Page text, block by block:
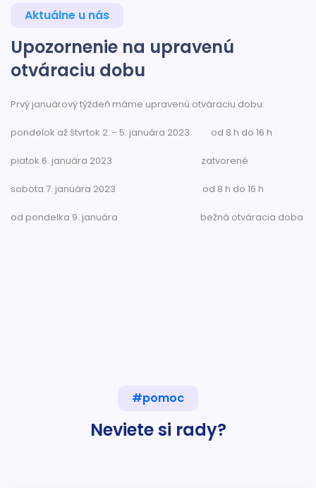
Aktuálne u nás
Upozornenie na upravenú
otváraciu dobu
Prvý januárový týždeň máme upravenú otváraciu dobu:
pondelok až štvrtok 2. - 5. januára 2023 od 8 h do 16 h
piatok 6. januára 2023 zatvorené
sobota 7. januára 2023 od 8 h do 16 h
od pondelka 9. januára bežná otváracia doba
#pomoc
Neviete si rady?